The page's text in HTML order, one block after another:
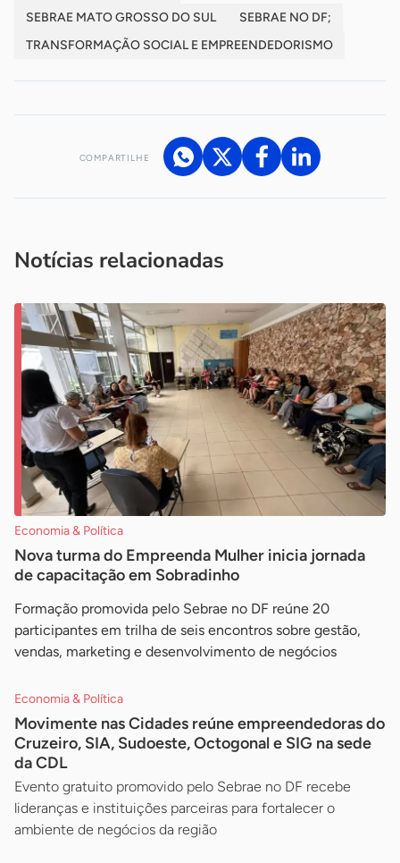
SEBRAE MATO GROSSO DO SUL
SEBRAE NO DF;
TRANSFORMAÇÃO SOCIAL E EMPREENDEDORISMO
COMPARTILHE
Notícias relacionadas
Economia & Política
Nova turma do Empreenda Mulher inicia jornada
de capacitação em Sobradinho
Formação promovida pelo Sebrae no DF reúne 20
participantes em trilha de seis encontros sobre gestão,
vendas, marketing e desenvolvimento de negócios
Economia & Política
Movimente nas Cidades reúne empreendedoras do
Cruzeiro, SIA, Sudoeste, Octogonal e SIG na sede
da CDL
Evento gratuito promovido pelo Sebrae no DF recebe
lideranças e instituições parceiras para fortalecer o
ambiente de negócios da região